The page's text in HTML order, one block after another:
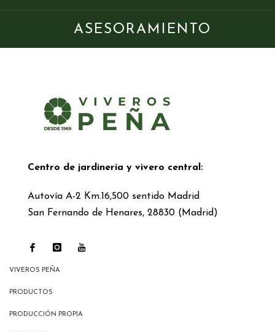
ASESORAMIENTO
Centro de jardinería y vivero central:
Autovía A-2 Km.16,500 sentido Madrid
San Fernando de Henares, 28830 (Madrid)
VIVEROS PEÑA
PRODUCTOS
PRODUCCIÓN PROPIA